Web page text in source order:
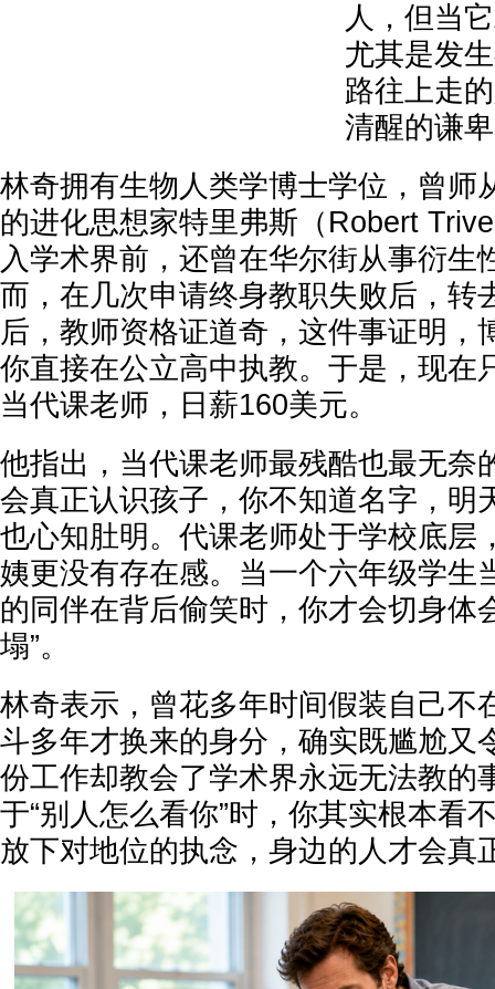
人，但当
尤其是发
路往上走
清醒的谦
林奇拥有生物人类学博士学位，曾师
的进化思想家特里弗斯（Robert
入学术界前，还曾在华尔街从事衍生
而，在几次申请终身教职失败后，转
后，教师资格证道奇，这件事证明，
你直接在公立高中执教。于是，现在
当代课老师，日薪160美元。
他指出，当代课老师最残酷也最无奈
会真正认识孩子，你不知道名字，明
也心知肚明。代课老师处于学校底层
姨更没有存在感。当一个六年级学生
的同伴在背后偷笑时，你才会切身体
塌”。
林奇表示，曾花多年时间假装自己不
斗多年才换来的身分，确实既尴尬又
份工作却教会了学术界永远无法教的
于“别人怎么看你”时，你其实根本看
放下对地位的执念，身边的人才会真